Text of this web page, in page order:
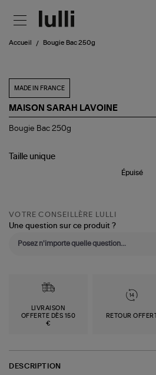
Accueil Bougie Bac 250g
MADE IN FRANCE
MAISON SARAH LAVOINE
Bougie
Bougie Bac 250g
Taille unique
Épuisé
VOTRE CONSEILLÈRE LULLI
Une question sur ce produit ?
LIVRAISON
OFFERTE DÈS 150
€
RETOUR OFFERT
DESCRIPTION